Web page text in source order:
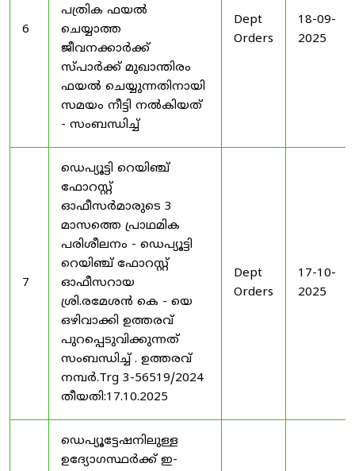
6
പത്രിക ഫയൽ
ചെയ്യാത്ത
ജീവനക്കാർക്ക്
സ്പാർക്ക് മുഖാന്തിരം
ഫയൽ ചെയ്യുന്നതിനായി
സമയം നീട്ടി നൽകിയത്
- സംബന്ധിച്ച്
Dept
Orders
18-09-
2025
7
ഡെപ്യൂട്ടി റെയിഞ്ച്
ഫോറസ്റ്റ്
ഓഫീസർമാരുടെ 3
മാസത്തെ പ്രാഥമിക
പരിശീലനം - ഡെപ്യൂട്ടി
റെയിഞ്ച് ഫോറസ്റ്റ്
ഓഫീസറായ
ശ്രി.രമേശൻ കെ - യെ
ഒഴിവാക്കി ഉത്തരവ്
പുറപ്പെടുവിക്കുന്നത്
സംബന്ധിച്ച് . ഉത്തരവ്
നമ്പർ.Trg 3-56519/2024
തീയതി:17.10.2025
Dept
Orders
17-10-
2025
ഡെപ്യൂട്ടേഷനിലുള്ള
ഉദ്യോഗസ്ഥർക്ക് ഇ-